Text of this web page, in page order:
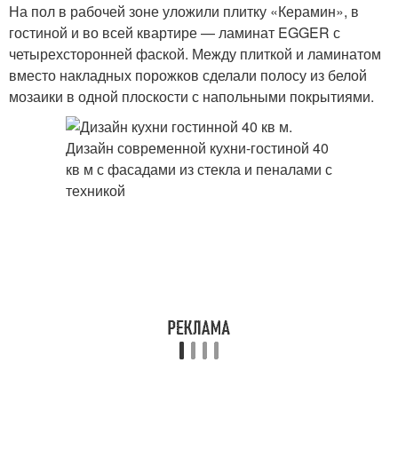
На пол в рабочей зоне уложили плитку «Керамин», в
гостиной и во всей квартире — ламинат EGGER с
четырехсторонней фаской. Между плиткой и ламинатом
вместо накладных порожков сделали полосу из белой
мозаики в одной плоскости с напольными покрытиями.